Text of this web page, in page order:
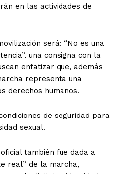
en las actividades de
será: “No es una
una consigna con la
enfatizar que, además
representa una
derechos humanos.
de seguridad para
sexual.
también fue dada a
real” de la marcha,